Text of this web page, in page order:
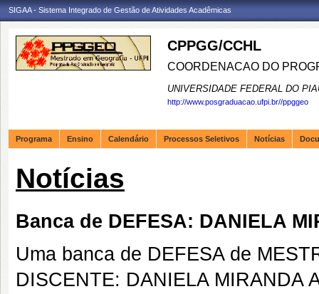
SIGAA - Sistema Integrado de Gestão de Atividades Acadêmicas
CPPGG/CCHL
COORDENACAO DO
UNIVERSIDADE FEDERAL DO
http://www.posgraduacao.ufpi.br//ppggeo
Programa Ensino Calendário Processos Seletivos Notícias
Notícias
Banca de DEFESA: DANIELA
Uma banca de DEFESA de
DISCENTE: DANIELA MIRANDA